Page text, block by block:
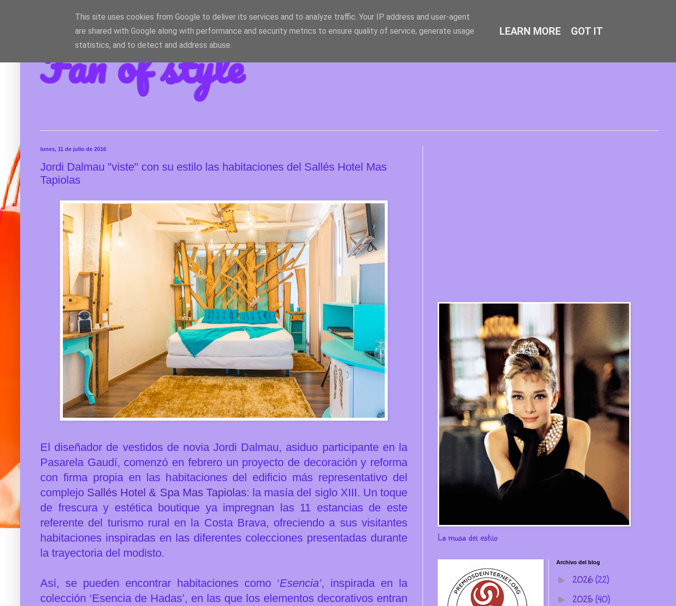
Fan of style
lunes, 11 de julio de 2016
Jordi Dalmau "viste" con su estilo las habitaciones del Sallés Hotel Mas
Tapiolas
El diseñador de vestidos de novia Jordi Dalmau, asiduo participante en la
Pasarela Gaudí, comenzó en febrero un proyecto de decoración y reforma
con firma propia en las habitaciones del edificio más representativo del
complejo Sallés Hotel & Spa Mas Tapiolas: la masía del siglo XIII. Un toque
de frescura y estética boutique ya impregnan las 11 estancias de este
referente del turismo rural en la Costa Brava, ofreciendo a sus visitantes
habitaciones inspiradas en las diferentes colecciones presentadas durante
la trayectoria del modisto.
Así, se pueden encontrar habitaciones como ‘Esencia’, inspirada en la
colección ‘Esencia de Hadas’, en las que los elementos decorativos entran
La musa del estilo
Archivo del blog
► 2026(22)
► 2025(40)
This site uses cookies from Google to deliver its services and to analyze traffic. Your IP address and user-agent
are shared with Google along with performance and security metrics to ensure quality of service, generate usage
statistics, and to detect and address abuse.
LEARN MORE GOT IT